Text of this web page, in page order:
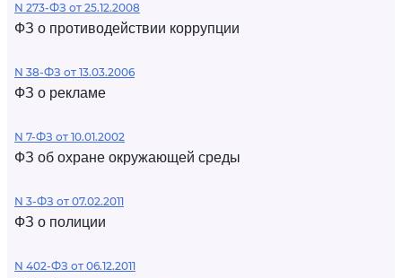
N 273-ФЗ от 25.12.2008
ФЗ о противодействии коррупции
N 38-ФЗ от 13.03.2006
ФЗ о рекламе
N 7-ФЗ от 10.01.2002
ФЗ об охране окружающей среды
N 3-ФЗ от 07.02.2011
ФЗ о полиции
N 402-ФЗ от 06.12.2011